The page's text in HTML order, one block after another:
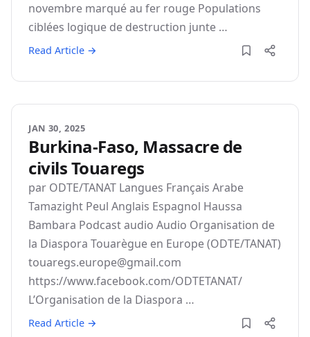
novembre marqué au fer rouge Populations
ciblées logique de destruction junte …
Read Article →
JAN 30, 2025
Burkina-Faso, Massacre de
civils Touaregs
par ODTE/TANAT Langues Français Arabe
Tamazight Peul Anglais Espagnol Haussa
Bambara Podcast audio Audio Organisation de
la Diaspora Touarègue en Europe (ODTE/TANAT)
touaregs.europe@gmail.com
https://www.facebook.com/ODTETANAT/
L’Organisation de la Diaspora …
Read Article →